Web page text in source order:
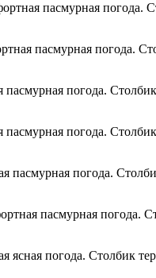
пасмурная погода.
пасмурная погода.
пасмурная погода.
пасмурная погода.
пасмурная погода.
пасмурная погода.
ясная погода. Столбик